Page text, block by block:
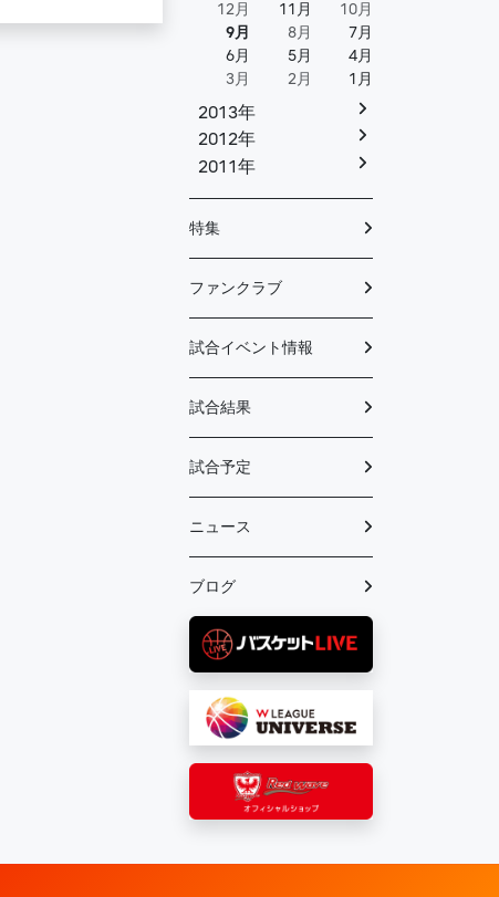
12月 11月
10月
9月
8月
7月
6月
5月
4月
3月
2月 1月
2013年
2012年
2011年
特集
ファンクラブ
試合イベント情報
試合結果
試合予定
ニュース
ブログ